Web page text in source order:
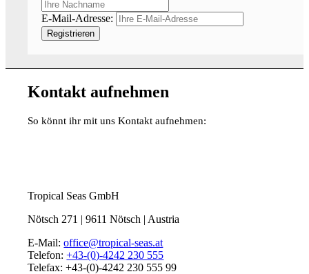
E-Mail-Adresse:
Kontakt aufnehmen
So könnt ihr mit uns Kontakt aufnehmen:
Tropical Seas GmbH
Nötsch 271 | 9611 Nötsch | Austria
E-Mail:office@tropical-seas.at
Telefon:+43-(0)-4242 230 555
Telefax: +43-(0)-4242 230 555 99